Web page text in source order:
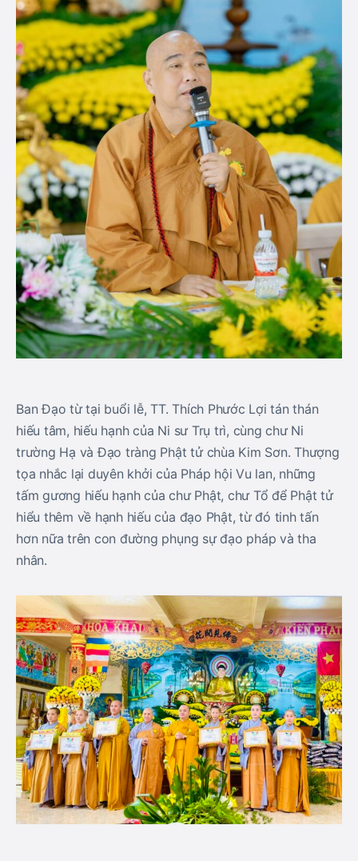
Ban Đạo từ tại buổi lễ, TT. Thích Phước Lợi tán thán
hiếu tâm, hiếu hạnh của Ni sư Trụ trì, cùng chư Ni
trường Hạ và Đạo tràng Phật tử chùa Kim Sơn. Thượng
tọa nhắc lại duyên khởi của Pháp hội Vu lan, những
tấm gương hiếu hạnh của chư Phật, chư Tổ để Phật tử
hiểu thêm về hạnh hiếu của đạo Phật, từ đó tinh tấn
hơn nữa trên con đường phụng sự đạo pháp và tha
nhân.